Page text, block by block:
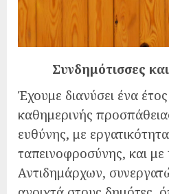
Συνδημότισσες και
Έχουμε διανύσει ένα
καθημερινής
ευθύνης, με
ταπεινοφροσύνης, και
Αντιδημάρχων,